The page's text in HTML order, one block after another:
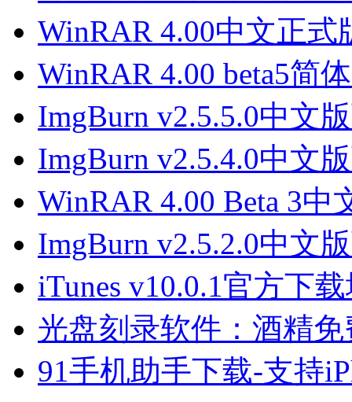
WinRAR 4.00中文正式
WinRAR 4.00 beta5简
ImgBurn v2.5.5.0中文
ImgBurn v2.5.4.0中文
WinRAR 4.00 Beta 3中
ImgBurn v2.5.2.0中文
iTunes v10.0.1官方下
光盘刻录软件：酒精
91手机助手下载-支持